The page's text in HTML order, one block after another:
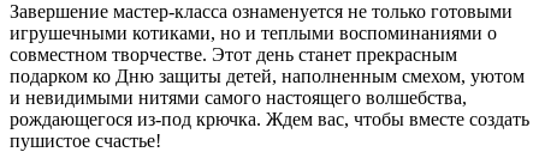
Завершение мастер-класса ознаменуется не только готовыми
игрушечными котиками, но и теплыми воспоминаниями о
совместном творчестве. Этот день станет прекрасным
подарком ко Дню защиты детей, наполненным смехом, уютом
и невидимыми нитями самого настоящего волшебства,
рождающегося из-под крючка. Ждем вас, чтобы вместе создать
пушистое счастье!